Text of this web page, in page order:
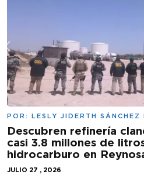
POR: LESLY JIDERTH SÁNCHEZ
Descubren refinería
casi 3.8 millones de
hidrocarburo en
JULIO 27 , 2026